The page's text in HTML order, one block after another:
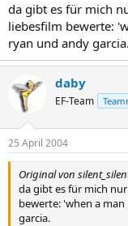
da gibt es für mich
liebesfilm bewerte:
ryan und andy garcia.
daby
EF-Team
25 April 2004
Original von
da gibt es für mich
bewerte: 'when a
garcia.